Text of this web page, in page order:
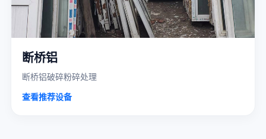
断桥铝
断桥铝破碎粉碎处理
查看推荐设备